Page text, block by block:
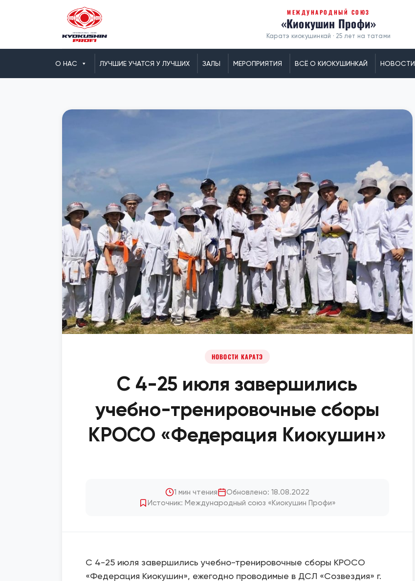
МЕЖДУНАРОДНЫЙ СОЮЗ
«Киокушин Профи»
Каратэ киокушинкай · 25 лет на татами
О НАС ЛУЧШИЕ УЧАТСЯ У ЛУЧШИХ ЗАЛЫ МЕРОПРИЯТИЯ ВСЁ О КИОКУШИНКАЙ НОВОСТИ
НОВОСТИ КАРАТЭ
С 4-25 июля завершились
учебно-тренировочные сборы
КРОСО «Федерация Киокушин»
1 мин чтения
Обновлено: 18.08.2022
Источник: Международный союз «Киокушин Профи»
С 4-25 июля завершились учебно-тренировочные сборы КРОСО
«Федерация Киокушин», ежегодно проводимые в ДСЛ «Созвездия» г.